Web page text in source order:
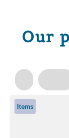
Our
Items